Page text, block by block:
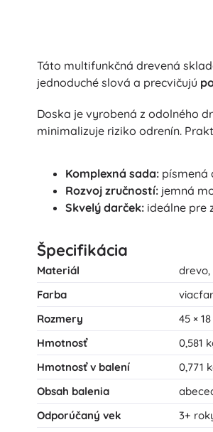
Táto multifunkčná drevená
jednoduché slová a precvičujú
Doska je vyrobená z odolného
minimalizuje riziko odrenín.
Komplexná sada: písmená
Rozvoj zručností: jemná
Skvelý darček: ideálne pre
Špecifikácia
Materiál
drevo,
Farba
Rozmery
45 ×
Hmotnosť
0,581
Hmotnosť v balení
0,771
Obsah balenia
Odporúčaný vek
3+